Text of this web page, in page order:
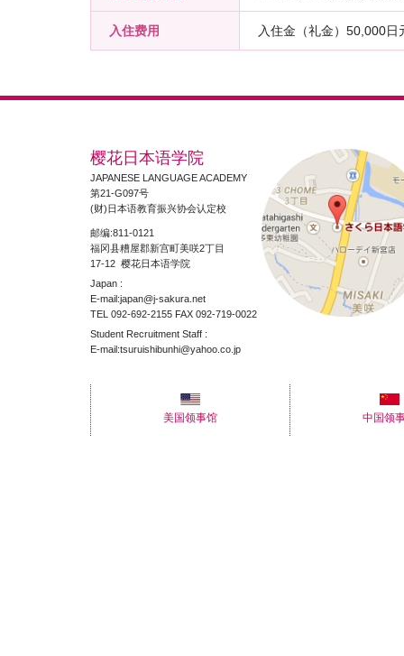
入住费用 入住金（礼金）50,000
樱花日本语学院
JAPANESE LANGUAGE ACADEMY
第21-G097号
(财)日本语教育振兴协会认定校
邮编:811-0121
福冈县糟屋郡新宫町美咲2丁目
17-12 樱花日本语学院
Japan :
E-mail:japan@j-sakura.net
TEL 092-692-2155 FAX 092-719-0022
Student Recruitment Staff :
E-mail:tsuruishibunhi@yahoo.co.jp
美国领事馆 中国领